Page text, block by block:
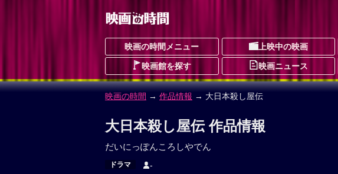
映画の時間メニュー 上映中の映画
映画館を探す 映画ニュース
映画の時間 → 作品情報 → 大日本殺し屋伝
大日本殺し屋伝 作品情報
だいにっぽんころしやでん
ドラマ -